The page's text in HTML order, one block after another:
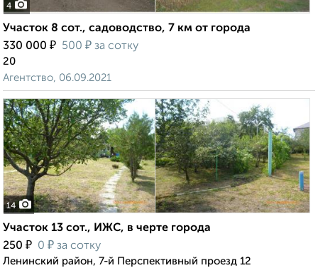
4
Участок 8 сот., садоводство, 7 км от города
330 000 ₽ 500 ₽ за сотку
20
Агентство, 06.09.2021
14
Участок 13 сот., ИЖС, в черте города
250 ₽ 0 ₽ за сотку
Ленинский район, 7-й Перспективный проезд 12